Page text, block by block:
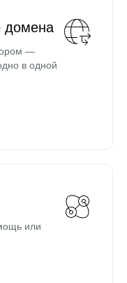
домена
—
в одной
или